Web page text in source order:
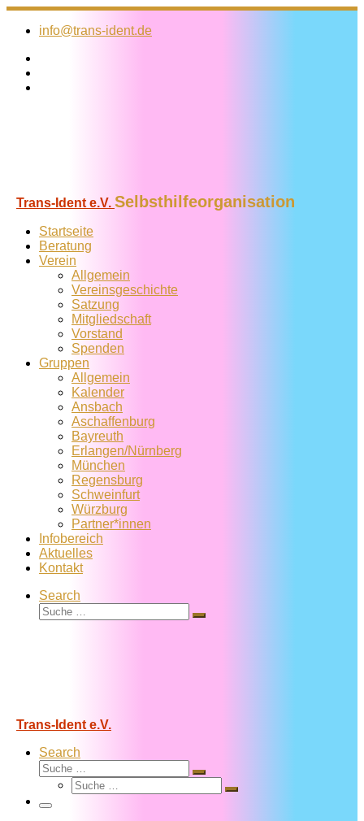
Zum
Inhalt
info@trans-ident.de
Trans-Ident e.V. Selbsthilfeorganisation
Startseite
Beratung
Verein
Allgemein
Vereins­geschichte
Satzung
Mitglied­schaft
Vorstand
Spenden
Gruppen
Allgemein
Kalender
Ansbach
Aschaffenburg
Bayreuth
Erlangen/Nürnberg
München
Regensburg
Schweinfurt
Würzburg
Partner*innen
Infobereich
Aktuelles
Kontakt
Search
Suche
Suche
Trans-Ident e.V.
Search
Suche
Suche
Suche
Suche
Menü